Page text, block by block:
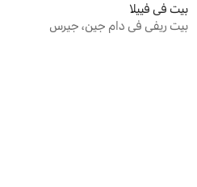
بيت في فييلا
بيت ريفي في دام جين، جيرس